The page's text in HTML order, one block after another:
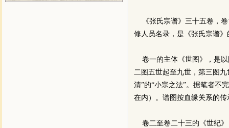
《张氏宗谱》三十五卷，卷
修人员名录，是《张氏宗谱
卷一的主体《世图》，是以
二图五世起至九世，第三图
清”的“小宗之法”。据笔者不
在内）。谱图按血缘关系的
卷二至卷二十三的《世纪》